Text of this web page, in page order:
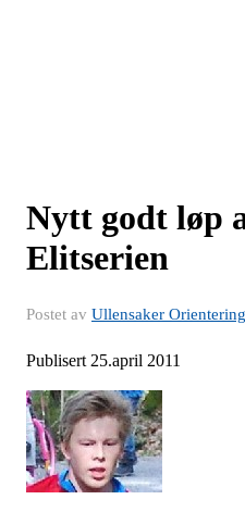
Nytt godt løp
Elitserien
Postet av Ullensaker
Publisert 25.april 2011